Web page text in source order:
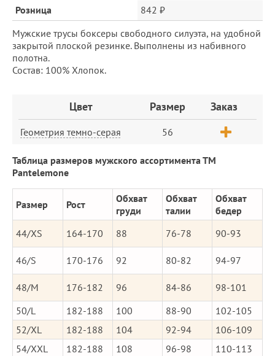
Розница
842 ₽
Мужские трусы боксеры свободного силуэта, на удобной
закрытой плоской резинке. Выполнены из набивного
полотна.
Состав: 100% Хлопок.
Цвет Размер Заказ
Геометрия темно-серая 56
Таблица размеров мужского ассортимента ТМ
Pantelemone
Размер Рост
Обхват
груди
Обхват
талии
Обхват
бедер
44/XS
164-170 88 76-78 90-93
46/S 170-176 92 80-82 94-97
48/M 176-182 96 84-86
98-101
50/L
182-188 100 88-90
102-105
52/XL
182-188 104 92-94
106-109
54/XXL
182-188 108 96-98
110-113